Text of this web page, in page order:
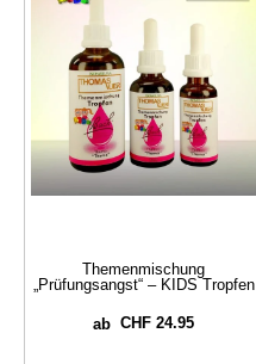
Themenmischung
„Prüfungsangst“ – KIDS Tropfen
abCHF 24.95